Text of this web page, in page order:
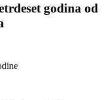
godina od